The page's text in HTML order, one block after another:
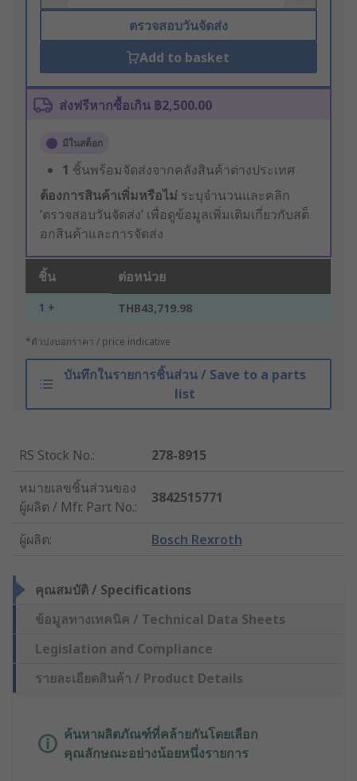
ตรวจสอบวันจัดส่ง
Add to basket
ส่งฟรีหากซื้อเกิน ฿2,500.00
มีในสต็อก
1 ชิ้นพร้อมจัดส่งจากคลังสินค้าต่างประเทศ
ต้องการสินค้าเพิ่มหรือไม่ ระบุจำนวนและคลิก
‘ตรวจสอบวันจัดส่ง’ เพื่อดูข้อมูลเพิ่มเติมเกี่ยวกับสต็
อกสินค้าและการจัดส่ง
ชิ้น ต่อหน่วย
1 + THB43,719.98
*ตัวบ่งบอกราคา / price indicative
บันทึกในรายการชิ้นส่วน / Save to a parts
list
RS Stock No.:
278-8915
หมายเลขชิ้นส่วนของ
ผู้ผลิต / Mfr. Part No.:
3842515771
ผู้ผลิต: Bosch Rexroth
คุณสมบัติ / Specifications
ข้อมูลทางเทคนิค / Technical Data Sheets
Legislation and Compliance
รายละเอียดสินค้า / Product Details
ค้นหาผลิตภัณฑ์ที่คล้ายกันโดยเลือก
คุณลักษณะอย่างน้อยหนึ่งรายการ